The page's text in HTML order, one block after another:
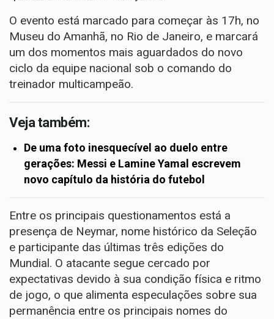
O evento está marcado para começar às 17h, no
Museu do Amanhã, no Rio de Janeiro, e marcará
um dos momentos mais aguardados do novo
ciclo da equipe nacional sob o comando do
treinador multicampeão.
Veja também:
De uma foto inesquecível ao duelo entre
gerações: Messi e Lamine Yamal escrevem
novo capítulo da história do futebol
Entre os principais questionamentos está a
presença de Neymar, nome histórico da Seleção
e participante das últimas três edições do
Mundial. O atacante segue cercado por
expectativas devido à sua condição física e ritmo
de jogo, o que alimenta especulações sobre sua
permanência entre os principais nomes do